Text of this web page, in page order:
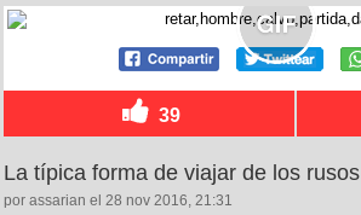
39
La típica forma de viajar de los rusos
por assarian el 28 nov 2016, 21:31